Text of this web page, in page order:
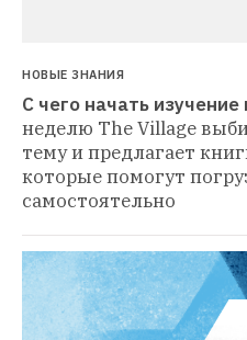
НОВЫЕ ЗНАНИЯ
С чего начать
неделю The Village
тему и предлагает
которые помогут
самостоятельно